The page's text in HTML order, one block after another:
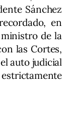
Sánchez
en
de la
las Cortes,
auto judicial